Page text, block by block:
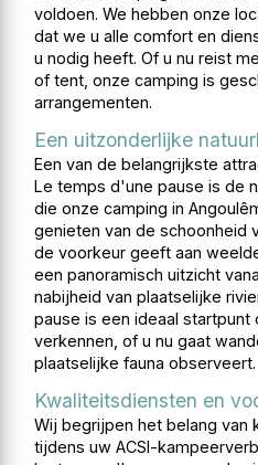
voldoen. We hebben onze
dat we u alle comfort en
u nodig heeft. Of u nu reist
of tent, onze camping is
arrangementen.
Een uitzonderlijke
Een van de belangrijkste
Le temps d'une pause is de
die onze camping in
genieten van de schoonheid
de voorkeur geeft aan
een panoramisch uitzicht
nabijheid van plaatselijke
pause is een ideaal startpunt
verkennen, of u nu gaat
plaatselijke fauna observeert.
Kwaliteitsdiensten en
Wij begrijpen het belang van
tijdens uw ACSI-